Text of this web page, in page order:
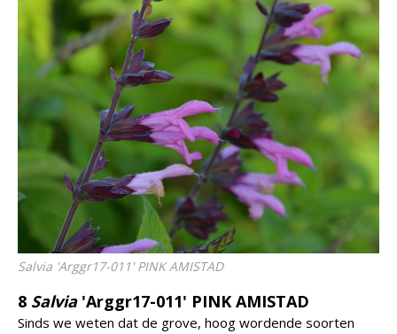
Salvia 'Arggr17-011' PINK AMISTAD
8 Salvia'Arggr17-011' PINK AMISTAD
Sinds we weten dat de grove, hoog wordende soorten